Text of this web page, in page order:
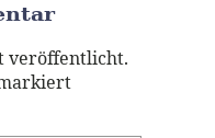
veröffentlicht.